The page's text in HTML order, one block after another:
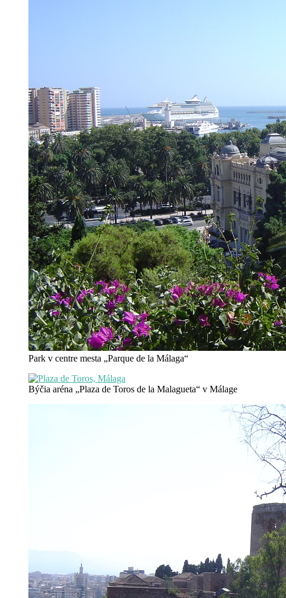
Park v centre mesta „Parque de la Málaga“
Býčia aréna „Plaza de Toros de la Malagueta“ v Málage